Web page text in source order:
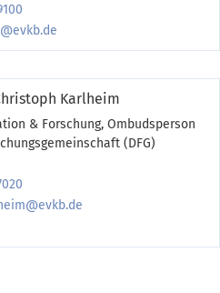
Karlheim
& Forschung, Ombudsperson
(DFG)